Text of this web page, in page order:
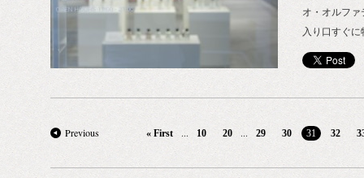
策、エイジ
ヤシ ）豊富
日焼け対策
セラミドを
つ。 全成分
ラウリン酸
ーモンド油*
ル、ヒマワリ
オ・オルフ
入り口すぐ
ド・パルフ
ームディフ
のが、[ 10¹²
多肉植物を
培用容器）の
Previous « First ... 10 20 ... 29 30 31 32